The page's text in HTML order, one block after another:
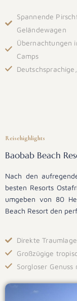
Spannende
Geländewagen
Übernachtungen
Camps
Reisehighlights
Baobab Beach
Nach den
besten Resorts
umgeben von 80
Beach Resort den
Direkte
Großzügige
Sorgloser